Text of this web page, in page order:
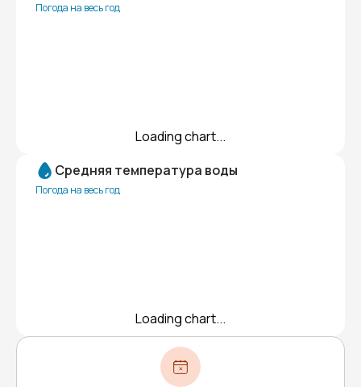
Погода на весь год
Loading chart...
Средняя температура воды
Погода на весь год
Loading chart...